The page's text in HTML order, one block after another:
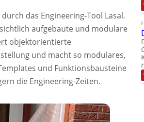
das Engineering-Tool Lasal.
aufgebaute und modulare
objektorientierte
und macht so modulares,
und Funktionsbausteine
die Engineering-Zeiten.